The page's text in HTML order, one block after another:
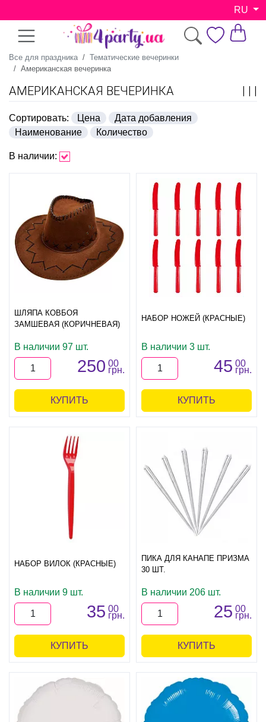
RU
Все для праздника
Тематические вечеринки
Американская вечеринка
АМЕРИКАНСКАЯ ВЕЧЕРИНКА
Сортировать: Цена
Дата добавления
Наименование
Количество
В наличии:
ШЛЯПА КОВБОЯ
ЗАМШЕВАЯ (КОРИЧНЕВАЯ)
В наличии 97 шт.
250 00
грн.
КУПИТЬ
НАБОР НОЖЕЙ (КРАСНЫЕ)
В наличии 3 шт.
45 00
грн.
КУПИТЬ
НАБОР ВИЛОК (КРАСНЫЕ)
В наличии 9 шт.
35 00
грн.
КУПИТЬ
ПИКА ДЛЯ КАНАПЕ ПРИЗМА
30 ШТ.
В наличии 206 шт.
25 00
грн.
КУПИТЬ